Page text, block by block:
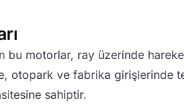
bu motorlar, ray üzerinde
otopark ve fabrika girişlerinde
sahiptir.